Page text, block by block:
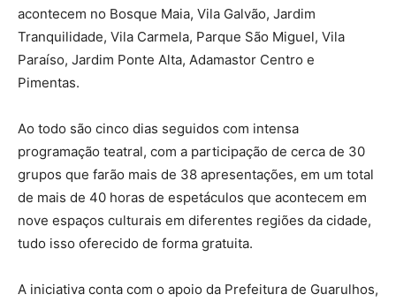
acontecem no Bosque Maia, Vila Galvão, Jardim
Tranquilidade, Vila Carmela, Parque São Miguel, Vila
Paraíso, Jardim Ponte Alta, Adamastor Centro e
Pimentas.
Ao todo são cinco dias seguidos com intensa
programação teatral, com a participação de cerca de 30
grupos que farão mais de 38 apresentações, em um total
de mais de 40 horas de espetáculos que acontecem em
nove espaços culturais em diferentes regiões da cidade,
tudo isso oferecido de forma gratuita.
A iniciativa conta com o apoio da Prefeitura de Guarulhos,